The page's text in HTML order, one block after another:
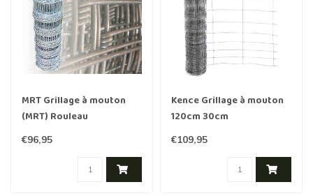
MRT Grillage à mouton
(MRT) Rouleau
50m./100cm./8d. light
€96,95
Kence Grillage à mouton
120cm 30cm
2.40/3.00mm 50m
Galvanisé lourd
€109,95